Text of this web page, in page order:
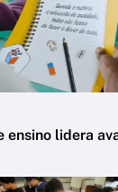
ensino lidera